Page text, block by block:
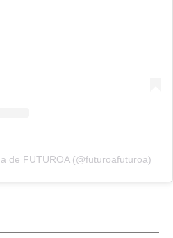
de FUTUROA (@futuroafuturoa)